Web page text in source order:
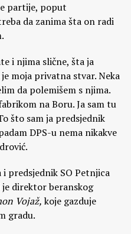
partije, poput
da zanima šta on radi
i njima slične, šta ja
moja privatna stvar. Neka
da polemišem s njima.
na Boru. Ja sam tu
što sam ja predsjednik
DPS-u nema nikakve
i predsjednik SO Petnjica
direktor beranskog
Vojaž,koje gazduje
gradu.